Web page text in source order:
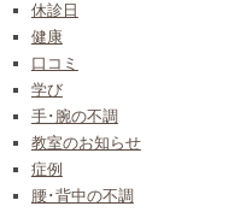
休診日
健康
口コミ
学び
手･腕の不調
教室のお知らせ
症例
腰･背中の不調